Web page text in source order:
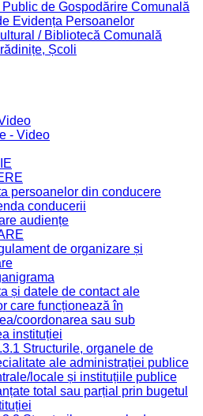
de Gospodărire Comunală
Evidența Persoanelor
/ Bibliotecă Comunală
Școli
- Video
persoanelor din conducere
conducerii
audiențe
de organizare și
și datele de contact ale
care funcționează în
coordonarea sau sub
instituției
Structurile, organele de
ale administrației publice
locale și instituțiile publice
total sau parțial prin bugetul